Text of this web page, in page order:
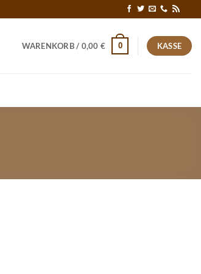
WARENKORB / 0,00 € 0 KASSE